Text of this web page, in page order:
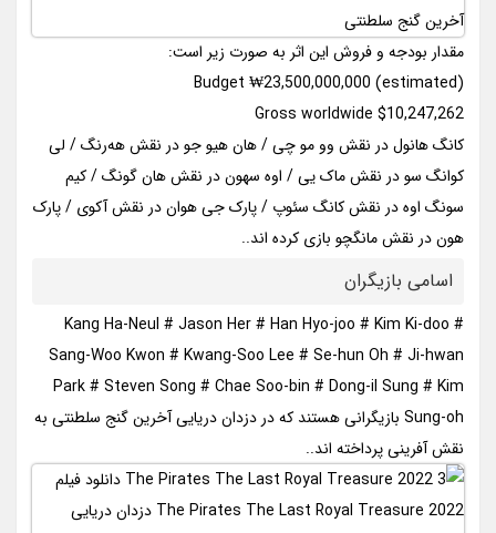
مقدار بودجه و فروش این اثر به صورت زیر است:
Budget ₩23,500,000,000 (estimated)
Gross worldwide $10,247,262
کانگ هانول در نقش وو مو چی / هان هیو جو در نقش هه‌رنگ / لی
کوانگ سو در نقش ماک یی / اوه سهون در نقش هان گونگ / کیم
سونگ اوه در نقش کانگ سئوپ / پارک جی هوان در نقش آکوی / پارک
هون در نقش مانگچو بازی کرده اند..
اسامی بازیگران
Kang Ha-Neul # Jason Her # Han Hyo-joo # Kim Ki-doo #
Sang-Woo Kwon # Kwang-Soo Lee # Se-hun Oh # Ji-hwan
Park # Steven Song # Chae Soo-bin # Dong-il Sung # Kim
Sung-oh بازیگرانی هستند که در دزدان دریایی آخرین گنج سلطنتی به
نقش آفرینی پرداخته اند..